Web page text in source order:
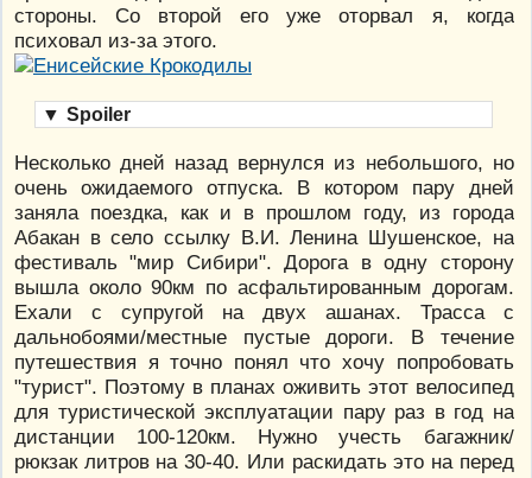
стороны. Со второй его уже оторвал я, когда
психовал из-за этого.
▼ Spoiler
Несколько дней назад вернулся из небольшого, но
очень ожидаемого отпуска. В котором пару дней
заняла поездка, как и в прошлом году, из города
Абакан в село ссылку В.И. Ленина Шушенское, на
фестиваль "мир Сибири". Дорога в одну сторону
вышла около 90км по асфальтированным дорогам.
Ехали с супругой на двух ашанах. Трасса с
дальнобоями/местные пустые дороги. В течение
путешествия я точно понял что хочу попробовать
"турист". Поэтому в планах оживить этот велосипед
для туристической эксплуатации пару раз в год на
дистанции 100-120км. Нужно учесть багажник/
рюкзак литров на 30-40. Или раскидать это на перед